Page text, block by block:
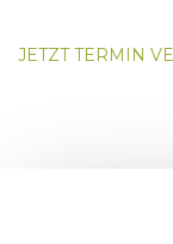
JETZT TERMIN